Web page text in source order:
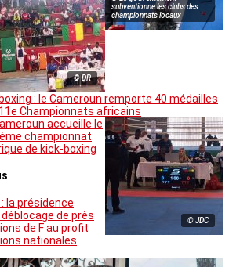
subventionne les clubs des
championnats locaux
© DR
: le Cameroun remporte 40 médailles
Championnats africains
© JDC
accueille le
championnat
de kick-boxing
la présidence
de près
de F au profit
nationales